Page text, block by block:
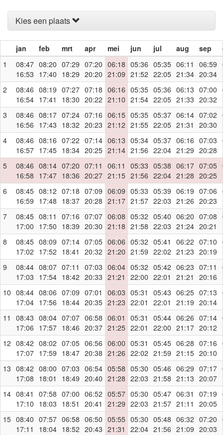
Kies een plaats
jan feb mrt apr mei jun jul aug sep
1
08:47
16:53
08:20
17:40
07:29
18:29
07:20
20:20
06:18
21:09
05:36
21:52
05:35
22:05
06:11
21:34
06:59
20:34
2
08:46
16:54
08:19
17:41
07:27
18:30
07:18
20:22
06:16
21:10
05:35
21:54
05:36
22:05
06:13
21:33
07:00
20:32
3
08:46
16:56
08:17
17:43
07:24
18:32
07:16
20:23
06:15
21:12
05:35
21:55
05:37
22:05
06:14
21:31
07:02
20:30
4
08:46
16:57
08:16
17:45
07:22
18:34
07:14
20:25
06:13
21:14
05:34
21:56
05:37
22:04
06:16
21:29
07:03
20:28
5
08:46
16:58
08:14
17:47
07:20
18:36
07:11
20:27
06:11
21:15
05:33
21:56
05:38
22:04
06:17
21:28
07:05
20:25
6
08:45
16:59
08:12
17:48
07:18
18:37
07:09
20:28
06:09
21:17
05:33
21:57
05:39
22:03
06:19
21:26
07:06
20:23
7
08:45
17:00
08:11
17:50
07:16
18:39
07:07
20:30
06:08
21:18
05:32
21:58
05:40
22:03
06:20
21:24
07:08
20:21
8
08:45
17:02
08:09
17:52
07:14
18:41
07:05
20:32
06:06
21:20
05:32
21:59
05:41
22:02
06:22
21:23
07:10
20:19
9
08:44
17:03
08:07
17:54
07:11
18:42
07:03
20:33
06:04
21:21
05:32
22:00
05:42
22:01
06:23
21:21
07:11
20:16
10 08:44
17:04
08:06
17:56
07:09
18:44
07:01
20:35
06:03
21:23
05:31
22:01
05:43
22:01
06:25
21:19
07:13
20:14
11
08:43
17:06
08:04
17:57
07:07
18:46
06:58
20:37
06:01
21:25
05:31
22:01
05:44
22:00
06:26
21:17
07:14
20:12
12 08:42
17:07
08:02
17:59
07:05
18:47
06:56
20:38
06:00
21:26
05:31
22:02
05:45
21:59
06:28
21:15
07:16
20:10
13 08:42
17:08
08:00
18:01
07:03
18:49
06:54
20:40
05:58
21:28
05:30
22:03
05:46
21:58
06:29
21:13
07:17
20:07
14 08:41
17:10
07:58
18:03
07:00
18:51
06:52
20:41
05:57
21:29
05:30
22:03
05:47
21:57
06:31
21:11
07:19
20:05
15 08:40
17:11
07:57
18:04
06:58
18:52
06:50
20:43
05:55
21:31
05:30
22:04
05:48
21:56
06:32
21:09
07:20
20:03